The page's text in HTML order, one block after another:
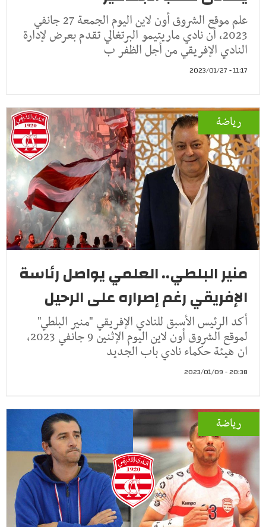
علم موقع الشروق أون لاين اليوم الجمعة 27 جانفي
2023، أن نادي ماريتيمو البرتغالي تقدم بعرض لإدارة
النادي الإفريقي من أجل الظفر ب
11:17 - 2023/01/27
رياضة
منير البلطي.. العلمي يواصل رئاسة
الإفريقي رغم إصراره على الرحيل
أكد الرئيس الأسبق للنادي الإفريقي "منير البلطي"
لموقع الشروق أون لاين اليوم الإثنين 9 جانفي 2023,
ان هيئة حكماء نادي باب الجديد
20:38 - 2023/01/09
رياضة